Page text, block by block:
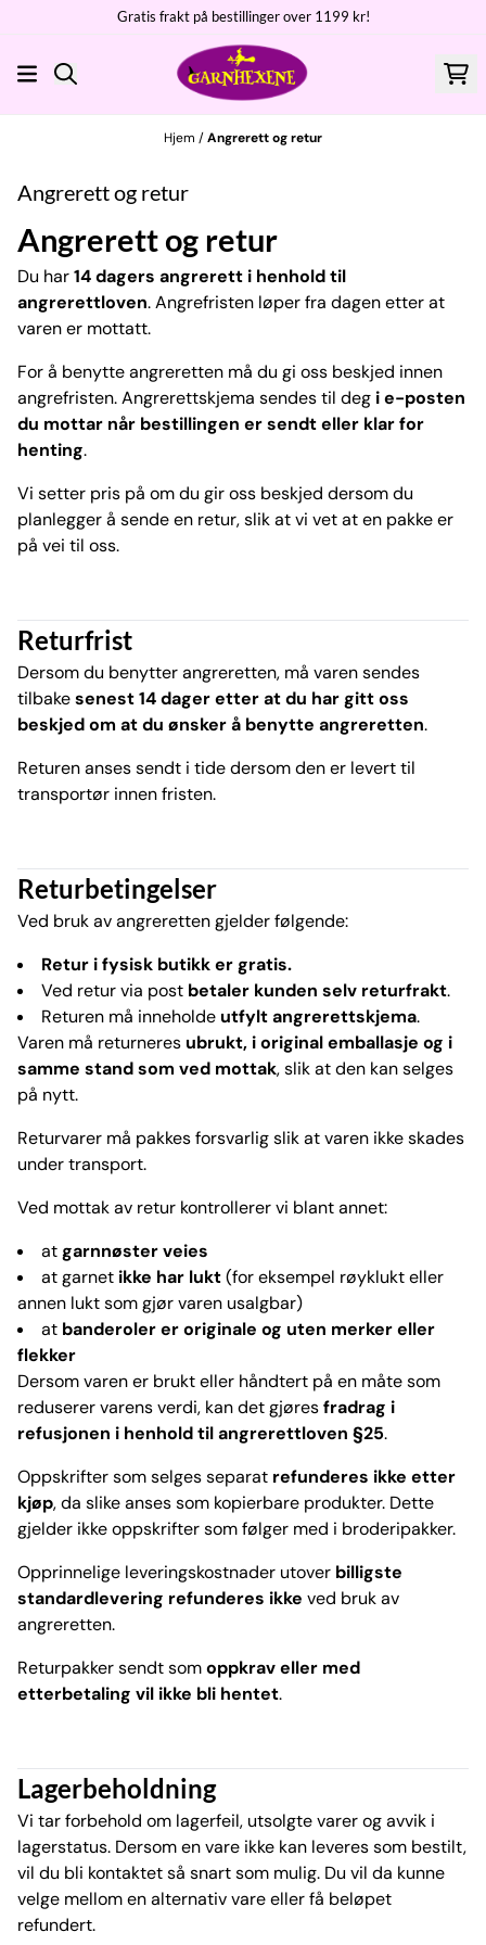
Hopp til innholdGratis frakt på bestillinger over 1199 kr!
Hjem /Angrerett og retur
Angrerett og retur
Angrerett og retur
Du har14 dagers angrerett i henhold til
angrerettloven. Angrefristen løper fra dagen etter at
varen er mottatt.
For å benytte angreretten må du gi oss beskjed innen
angrefristen. Angrerettskjema sendes til deg i e-posten
du mottar når bestillingen er sendt eller klar for
henting.
Vi setter pris på om du gir oss beskjed dersom du
planlegger å sende en retur, slik at vi vet at en pakke er
på vei til oss.
Returfrist
Dersom du benytter angreretten, må varen sendes
tilbakesenest 14 dager etter at du har gitt oss
beskjed om at du ønsker å benytte angreretten.
Returen anses sendt i tide dersom den er levert til
transportør innen fristen.
Returbetingelser
Ved bruk av angreretten gjelder følgende:
Retur i fysisk butikk er gratis.
Ved retur via post betaler kunden selv returfrakt.
Returen må inneholde utfylt angrerettskjema.
Varen må returneres ubrukt, i original emballasje og i
samme stand som ved mottak, slik at den kan selges
på nytt.
Returvarer må pakkes forsvarlig slik at varen ikke skades
under transport.
Ved mottak av retur kontrollerer vi blant annet:
atgarnnøster veies
at garnet ikke har lukt(for eksempel røyklukt eller
annen lukt som gjør varen usalgbar)
at banderoler er originale og uten merker eller
flekker
Dersom varen er brukt eller håndtert på en måte som
reduserer varens verdi, kan det gjøresfradrag i
refusjonen i henhold til angrerettloven §25.
Oppskrifter som selges separat refunderes ikke etter
kjøp, da slike anses som kopierbare produkter. Dette
gjelder ikke oppskrifter som følger med i broderipakker.
Opprinnelige leveringskostnader utover billigste
standardlevering refunderes ikke ved bruk av
angreretten.
Returpakker sendt somoppkrav eller med
etterbetaling vil ikke bli hentet.
Lagerbeholdning
Vi tar forbehold om lagerfeil, utsolgte varer og avvik i
lagerstatus. Dersom en vare ikke kan leveres som bestilt,
vil du bli kontaktet så snart som mulig. Du vil da kunne
velge mellom en alternativ vare eller få beløpet
refundert.